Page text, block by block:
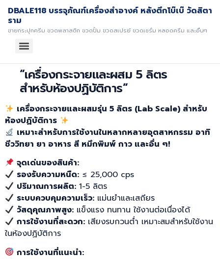
DBALE118 บรรจุภัณฑ์เครื่องสำอางค์ หลังตึกโบ๊เบ๊ วัดสิตา
ราม
ขายกระปุกครีม ขวดพลาสติก ขวดปั้ม ขวดสเปรย์ ขวดเซรั่ม หลอดครีม และอื่นๆ
“เครื่องกระจายและผสม 5 ลิตร
สำหรับห้องปฏิบัติการ”
เครื่องกระจายและผสมรุ่น 5 ลิตร (Lab Scale) สำหรับ
ห้องปฏิบัติการ
เหมาะสำหรับการใช้งานในหลากหลายอุตสาหกรรม อาทิ
ชีววิทยา ยา อาหาร สี หมึกพิมพ์ กาว และอื่น ๆ!
จุดเด่นของสินค้า:
รองรับความหนืด: ≤ 25,000 cps
ปริมาณการผลิต: 1-5 ลิตร
ระบบควบคุมความเร็ว: แม่นยำและเสถียร
วัสดุคุณภาพสูง: แข็งแรง ทนทาน ใช้งานต่อเนื่องได้
การใช้งานที่สะดวก: เสียงรบกวนต่ำ เหมาะสมสำหรับใช้งาน
ในห้องปฏิบัติการ
การใช้งานที่แนะนำ: